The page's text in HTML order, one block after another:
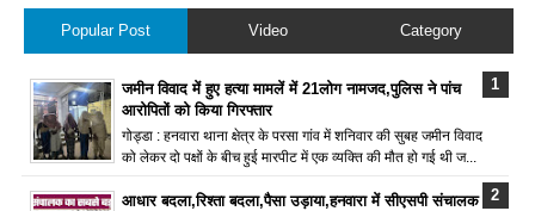
Popular Post Video Category
जमीन विवाद में हुए हत्या मामलें में 21लोग नामजद,पुलिस ने पांच
आरोपितों को किया गिरफ्तार
गोड्डा : हनवारा थाना क्षेत्र के परसा गांव में शनिवार की सुबह जमीन विवाद
को लेकर दो पक्षों के बीच हुई मारपीट में एक व्यक्ति की मौत हो गई थी ज...
आधार बदला,रिश्ता बदला,पैसा उड़ाया,हनवारा में सीएसपी संचालक